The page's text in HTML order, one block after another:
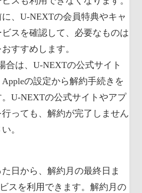
、U-NEXTの会員特典やキャ
スを確認して、必要なものは
すすめします。
合は、U-NEXTの公式サイト
の設定から解約手続きを
U-NEXTの公式サイトやアプ
っても、解約が完了しません
。
日から、解約月の最終日ま
スを利用できます。解約月の